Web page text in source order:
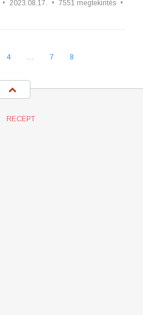
• 2023.08.17. • 7551 megtekintés •
4 … 7 8
RECEPT